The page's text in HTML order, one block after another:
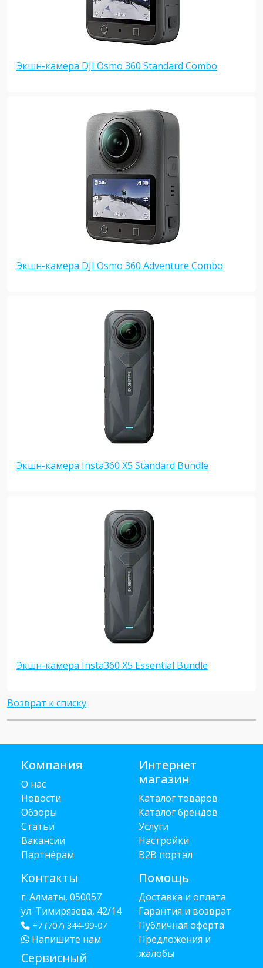
Экшн-камера DJI Osmo 360 Standard Combo
Экшн-камера DJI Osmo 360 Adventure Combo
Экшн-камера Insta360 X5 Standard Bundle
Экшн-камера Insta360 X5 Essential Bundle
Возврат к списку
Компания
О нас
Новости
Обзоры
Статьи
Вакансии
Партнёрам
Контакты
г. Алматы, 050057
ул. Тимирязева, 42/14
+7 (707) 344-99-07
Напишите нам
Сервисный
Интернет
магазин
Каталог товаров
Каталог брендов
Услуги
Настройки
B2B портал
Помощь
Доставка и оплата
Гарантия и возврат
Публичная оферта
Предложения и
жалобы